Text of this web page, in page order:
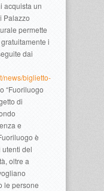
acquista un
Palazzo
permette
i
dai
news/biglietto-
“Fuoriluogo
di
e
è
del
oltre a
le persone